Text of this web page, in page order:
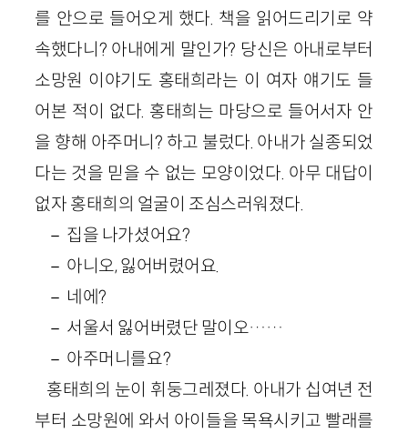
를 안으로 들어오게 했다. 책을 읽어드리기로 약
속했다니? 아내에게 말인가? 당신은 아내로부터
소망원 이야기도 홍태희라는 이 여자 얘기도 들
어본 적이 없다. 홍태희는 마당으로 들어서자 안
을 향해 아주머니? 하고 불렀다. 아내가 실종되었
다는 것을 믿을 수 없는 모양이었다. 아무 대답이
없자 홍태희의 얼굴이 조심스러워졌다.
－ 집을 나가셨어요?
－ 아니오, 잃어버렸어요.
－ 네에?
－ 서울서 잃어버렸단 말이오……
－ 아주머니를요?
홍태희의 눈이 휘둥그레졌다. 아내가 십여년 전
부터 소망원에 와서 아이들을 목욕시키고 빨래를